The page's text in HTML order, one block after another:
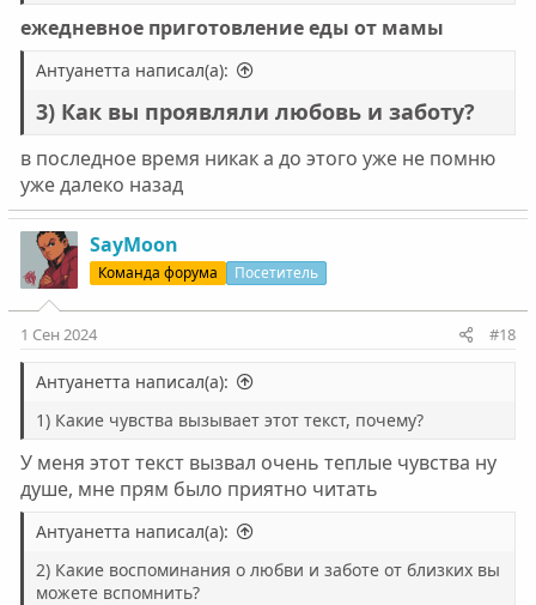
ежедневное приготовление еды от мамы
Антуанетта написал(а):
3) Как вы проявляли любовь и заботу?
в последное время никак а до этого уже не помню
уже далеко назад
SayMoon
Команда форума Посетитель
1 Сен 2024 #18
Антуанетта написал(а):
1) Какие чувства вызывает этот текст, почему?
У меня этот текст вызвал очень теплые чувства ну
душе, мне прям было приятно читать
Антуанетта написал(а):
2) Какие воспоминания о любви и заботе от близких вы
можете вспомнить?